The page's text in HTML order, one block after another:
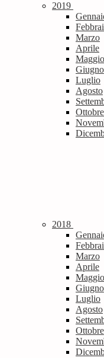
2019
Marzo
Aprile
Maggio
Giugno
Luglio
Agosto
Ottobre
2018
Marzo
Aprile
Maggio
Giugno
Luglio
Agosto
Ottobre